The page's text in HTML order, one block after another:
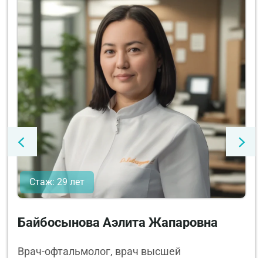
Стаж: 29 лет
Байбосынова Аэлита Жапаровна
Врач-офтальмолог, врач высшей